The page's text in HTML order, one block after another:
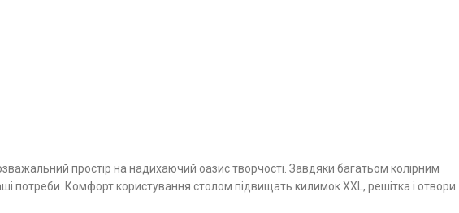
простір на надихаючий оазис творчості. Завдяки багатьом колірним
Комфорт користування столом підвищать килимок XXL, решітка і отвори